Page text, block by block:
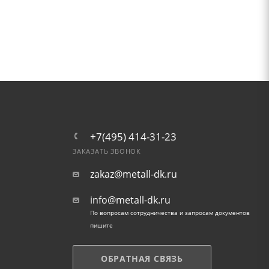
+7(495) 414-31-23
ЗАКАЗАТЬ ЗВОНОК
zakaz@metall-dk.ru
info@metall-dk.ru
По вопросам сотрудничества и запросам документов
пишите
ОБРАТНАЯ СВЯЗЬ